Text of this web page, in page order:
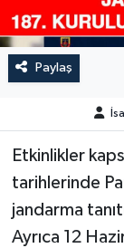
Paylaş
Etkinlikler
tarihlerinde
jandarma
Ayrıca 12
MEDYA
ÖZEL
POLİTİKA
SAĞLIK
SİYASET